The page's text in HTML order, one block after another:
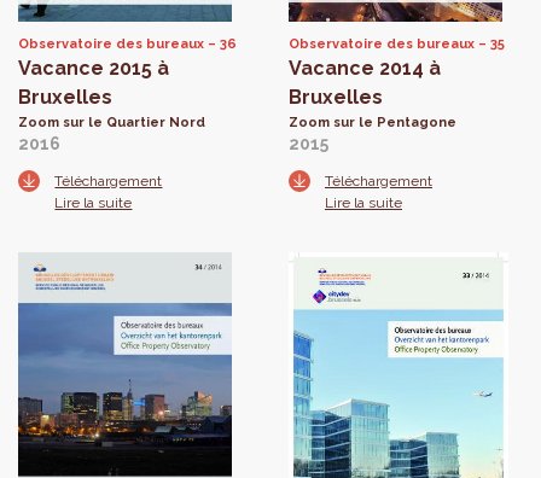
Observatoire des bureaux 36
Vacance 2015 à
Bruxelles
Zoom sur le Quartier Nord
2016
Téléchargement
Lire la suite
Observatoire des bureaux 35
Vacance 2014 à
Bruxelles
Zoom sur le Pentagone
2015
Téléchargement
Lire la suite